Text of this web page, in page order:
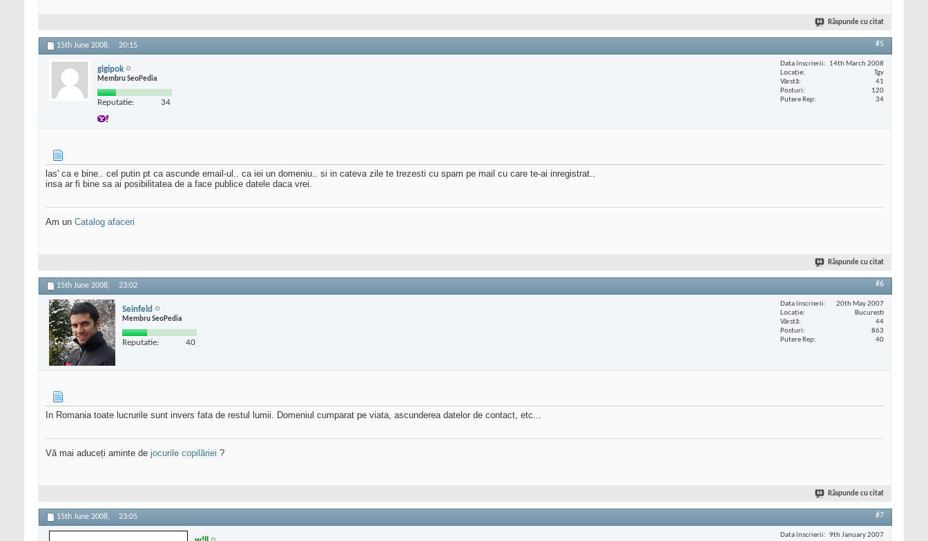
Răspunde cu citat
15th June 2008, 20:15 #5
gigipok
Membru SeoPedia
Reputatie: 34
Data înscrierii
14th March 2008
Locaţie
Tgv
Vârstă
41
Posturi
120
Putere Rep
34
las' ca e bine.. cel putin pt ca ascunde email-ul.. ca iei un domeniu.. si in cateva zile te trezesti cu spam pe mail cu care te-ai inregistrat..
insa ar fi bine sa ai posibilitatea de a face publice datele daca vrei.
Am un Catalog afaceri
Răspunde cu citat
15th June 2008, 23:02 #6
Seinfeld
Membru SeoPedia
Reputatie: 40
Data înscrierii
20th May 2007
Locaţie
Bucuresti
Vârstă
44
Posturi
863
Putere Rep
40
In Romania toate lucrurile sunt invers fata de restul lumii. Domeniul cumparat pe viata, ascunderea datelor de contact, etc...
Vă mai aduceți aminte de jocurile copilăriei ?
Răspunde cu citat
15th June 2008, 23:05 #7
Data înscrierii
9th January 2007